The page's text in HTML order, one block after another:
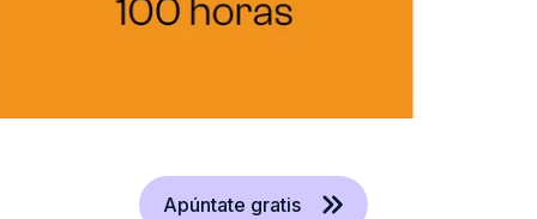
Apúntate gratis